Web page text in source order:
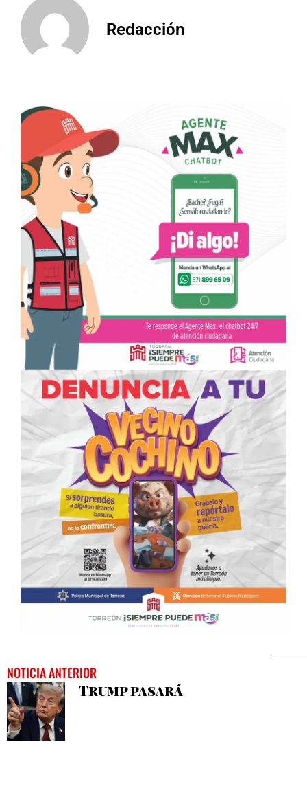
Redacción
NOTICIA ANTERIOR
Trump pasará